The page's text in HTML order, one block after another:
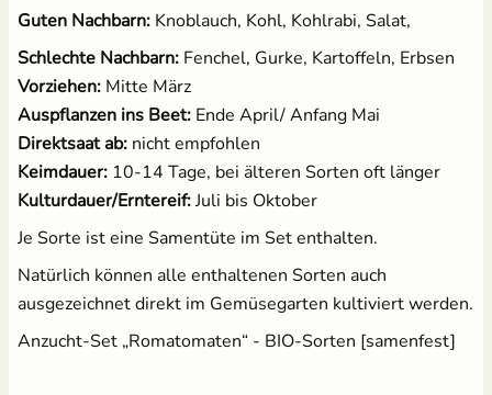
Guten Nachbarn: Knoblauch, Kohl, Kohlrabi, Salat,
Schlechte Nachbarn: Fenchel, Gurke, Kartoffeln, Erbsen
Vorziehen: Mitte März
Auspflanzen ins Beet: Ende April/ Anfang Mai
Direktsaat ab: nicht empfohlen
Keimdauer: 10-14 Tage, bei älteren Sorten oft länger
Kulturdauer/Erntereif:Juli bis Oktober
Je Sorte ist eine Samentüte im Set enthalten.
Natürlich können alle enthaltenen Sorten auch
ausgezeichnet direkt im Gemüsegarten kultiviert werden.
Anzucht-Set „Romatomaten“ - BIO-Sorten [samenfest]